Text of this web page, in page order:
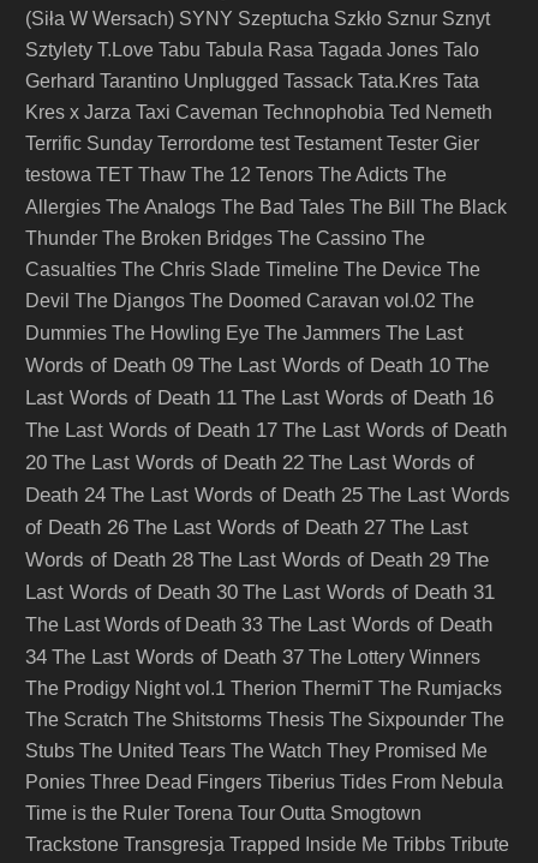
(Siła W Wersach) SYNY Szeptucha Szkło Sznur Sznyt
Sztylety T.Love Tabu Tabula Rasa Tagada Jones Talo
Gerhard Tarantino Unplugged Tassack Tata.Kres Tata
Kres x Jarza Taxi Caveman Technophobia Ted Nemeth
Terrific Sunday Terrordome test Testament Tester Gier
testowa TET Thaw The 12 Tenors The Adicts The
Allergies The Analogs The Bad Tales The Bill
The Black
Thunder The Broken Bridges The Cassino The
Casualties The Chris Slade Timeline The Device The
Devil The Djangos The Doomed Caravan vol.02 The
Dummies The Howling Eye The Jammers The Last
Words of Death 09 The Last Words of Death 10 The
Last Words of Death 11 The Last Words of Death 16
The Last Words of Death 17 The Last Words of Death
20 The Last Words of Death 22 The Last Words of
Death 24 The Last Words of Death 25 The Last Words
of Death 26 The Last Words of Death 27 The Last
Words of Death 28 The Last Words of Death 29 The
Last Words of Death 30 The Last Words of Death 31
The Last Words of Death 33 The Last Words of Death
34 The Last Words of Death 37 The Lottery Winners
The Prodigy Night vol.1 Therion ThermiT The Rumjacks
The Scratch The Shitstorms Thesis The Sixpounder The
Stubs The United Tears The Watch They Promised Me
Ponies Three Dead Fingers Tiberius Tides From Nebula
Time is the Ruler Torena Tour Outta Smogtown
Trackstone Transgresja Trapped Inside Me Tribbs Tribute